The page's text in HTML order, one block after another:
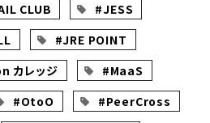
CLUB
#JESS
#JRE POINT
カレッジ
#MaaS
#OtoO
#PeerCross